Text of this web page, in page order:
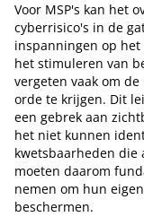
Voor MSP's kan het
cyberrisico's in de
inspanningen op het
het stimuleren van
vergeten vaak om
orde te krijgen. Dit
een gebrek aan
het niet kunnen
kwetsbaarheden die
moeten daarom
nemen om hun
beschermen.